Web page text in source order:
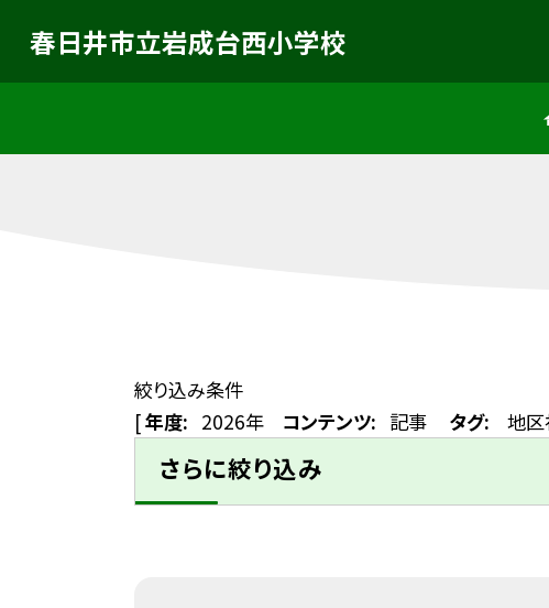
春日井市立岩成台西小学校
絞り込み条件
[年度: 2026年 コンテンツ: 記事 タグ: 地
さらに絞り込み